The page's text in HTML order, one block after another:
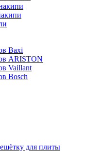
Baxi
ARISTON
Vaillant
Bosch
для плиты